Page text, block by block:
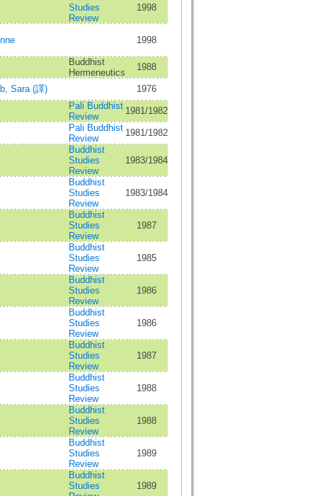
Studies
Review
1998
1998
Buddhist
Hermeneutics
1988
Sara (譯) 1976
Pali Buddhist
Review
1981/1982
Pali Buddhist
Review
1981/1982
Buddhist
Studies
Review
1983/1984
Buddhist
Studies
Review
1983/1984
Buddhist
Studies
Review
1987
Buddhist
Studies
Review
1985
Buddhist
Studies
Review
1986
Buddhist
Studies
Review
1986
Buddhist
Studies
Review
1987
Buddhist
Studies
Review
1988
Buddhist
Studies
Review
1988
Buddhist
Studies
Review
1989
Buddhist
Studies
1989